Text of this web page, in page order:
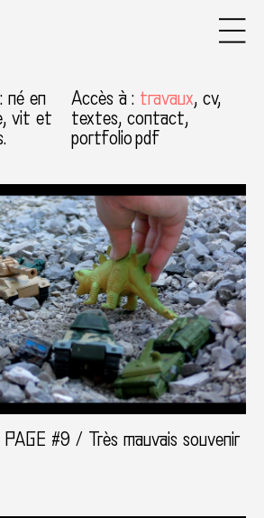
: né en
vit et
Accès à : travaux cv
textes contact
portfolio pdf
#9 / Très mauvais souvenir